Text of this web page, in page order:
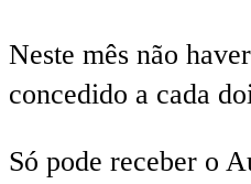
Neste mês não
concedido a cada
Só pode receber o